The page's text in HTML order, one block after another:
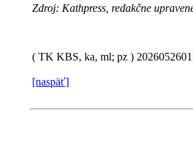
Zdroj: Kathpress, redakčne
( TK KBS, ka, ml; pz )
[naspäť]